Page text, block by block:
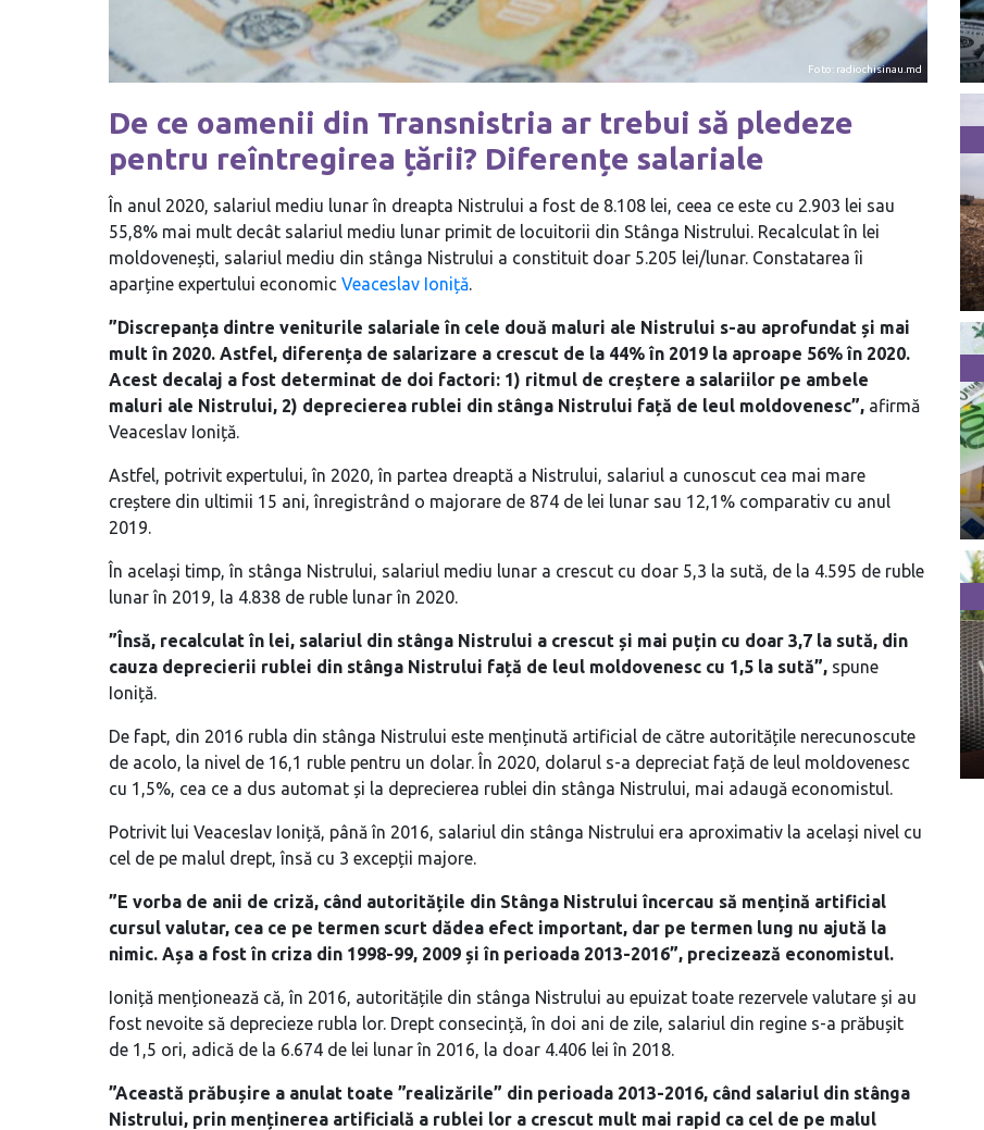
Foto: radiochisinau.md
De ce oamenii din Transnistria ar trebui să pledeze
pentru reîntregirea țării? Diferențe salariale
În anul 2020, salariul mediu lunar în dreapta Nistrului a fost de 8.108 lei, ceea ce este cu 2.903 lei sau
55,8% mai mult decât salariul mediu lunar primit de locuitorii din Stânga Nistrului. Recalculat în lei
moldovenești, salariul mediu din stânga Nistrului a constituit doar 5.205 lei/lunar. Constatarea îi
aparține expertului economic Veaceslav Ioniță.
”Discrepanța dintre veniturile salariale în cele două maluri ale Nistrului s-au aprofundat și mai
mult în 2020. Astfel, diferența de salarizare a crescut de la 44% în 2019 la aproape 56% în 2020.
Acest decalaj a fost determinat de doi factori: 1) ritmul de creștere a salariilor pe ambele
maluri ale Nistrului, 2) deprecierea rublei din stânga Nistrului față de leul moldovenesc”, afirmă
Veaceslav Ioniță.
Astfel, potrivit expertului, în 2020, în partea dreaptă a Nistrului, salariul a cunoscut cea mai mare
creștere din ultimii 15 ani, înregistrând o majorare de 874 de lei lunar sau 12,1% comparativ cu anul
2019.
În același timp, în stânga Nistrului, salariul mediu lunar a crescut cu doar 5,3 la sută, de la 4.595 de ruble
lunar în 2019, la 4.838 de ruble lunar în 2020.
”Însă, recalculat în lei, salariul din stânga Nistrului a crescut și mai puțin cu doar 3,7 la sută, din
cauza deprecierii rublei din stânga Nistrului față de leul moldovenesc cu 1,5 la sută”, spune
Ioniță.
De fapt, din 2016 rubla din stânga Nistrului este menținută artificial de către autoritățile nerecunoscute
de acolo, la nivel de 16,1 ruble pentru un dolar. În 2020, dolarul s-a depreciat față de leul moldovenesc
cu 1,5%, cea ce a dus automat și la deprecierea rublei din stânga Nistrului, mai adaugă economistul.
Potrivit lui Veaceslav Ioniță, până în 2016, salariul din stânga Nistrului era aproximativ la același nivel cu
cel de pe malul drept, însă cu 3 excepții majore.
”E vorba de anii de criză, când autoritățile din Stânga Nistrului încercau să mențină artificial
cursul valutar, cea ce pe termen scurt dădea efect important, dar pe termen lung nu ajută la
nimic. Așa a fost în criza din 1998-99, 2009 și în perioada 2013-2016”, precizează economistul.
Ioniță menționează că, în 2016, autoritățile din stânga Nistrului au epuizat toate rezervele valutare și au
fost nevoite să deprecieze rubla lor. Drept consecință, în doi ani de zile, salariul din regine s-a prăbușit
de 1,5 ori, adică de la 6.674 de lei lunar în 2016, la doar 4.406 lei în 2018.
”Această prăbușire a anulat toate ”realizările” din perioada 2013-2016, când salariul din stânga
Nistrului, prin menținerea artificială a rublei lor a crescut mult mai rapid ca cel de pe malul